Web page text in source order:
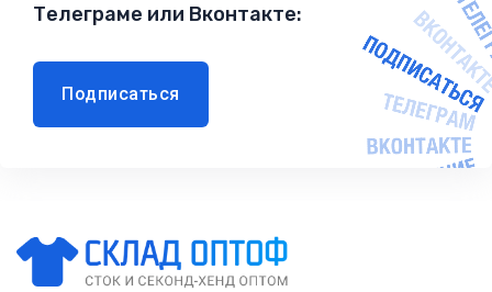
Телеграме или Вконтакте:
Подписаться